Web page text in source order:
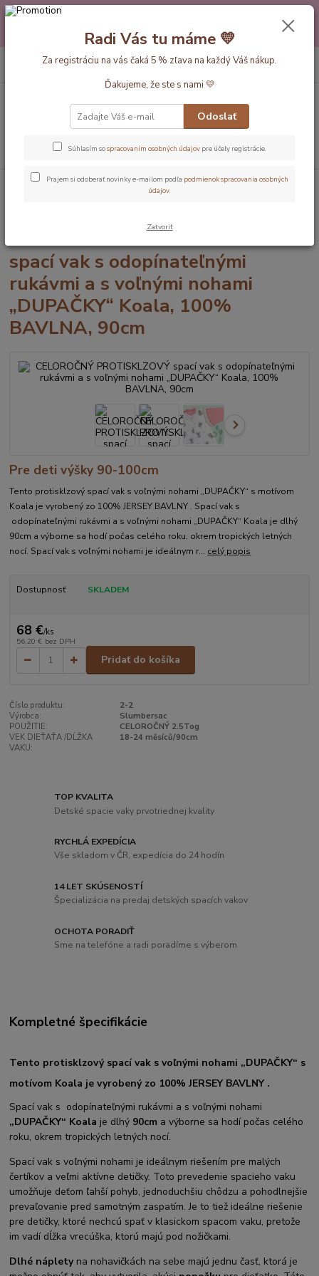
Máte nejakú otázku alebo váhate s výberom? Neváhajte a zavolajte
pokojne aj večer alebo cez víkend. Sme tu pre Vás.💛 Petra a babička
Monička
EUR
Hľadať
+420 777 610 855
Dĺžka vaku 90cm
CELOROČNÝ PROTISKLZOVÝ spací vak s
odopínateľnými rukávmi a s voľnými nohami „DUPAČKY“ Koala, 100% BAVLNA,
CELOROČNÝ PROTISKLZOVÝ
spací vak s odopínateľnými
rukávmi a s voľnými nohami
„DUPAČKY“ Koala, 100%
BAVLNA, 90cm
Pre deti výšky 90-100cm
Tento protisklzový spací vak s voľnými nohami „DUPAČKY“ s motívom
Koala je vyrobený zo 100% JERSEY BAVLNY . Spací vak s
odopínateľnými rukávmi a s voľnými nohami „DUPAČKY“ Koala je dlhý
90cm a výborne sa hodí počas celého roku, okrem tropických letných
nocí. Spací vak s voľnými nohami je ideálnym r... celý popis
Dostupnosť SKLADEM
68 €/ks
56,20 € bez DPH
Pridať do košíka
Číslo produktu:
2-2
Výrobca:
Slumbersac
POUŽITIE:
CELOROČNÝ 2.5Tog
VEK DIEŤAŤA /DĹŽKA
VAKU:
18-24 měsíců/90cm
TOP KVALITA
Detské spacie vaky prvotriednej kvality
RYCHLÁ EXPEDÍCIA
Vše skladom v ČR, expedícia do 24 hodín
14 LET SKÚSENOSTÍ
Špecializácia na predaj detských spacích vakov
OCHOTA PORADIŤ
Sme na telefóne a radi poradíme s výberom
Kompletné špecifikácie
Tento protisklzový spací vak s voľnými nohami „DUPAČKY“ s
motívom Koala je vyrobený zo 100% JERSEY BAVLNY .
Spací vak s odopínateľnými rukávmi a s voľnými nohami
„DUPAČKY“ Koala je dlhý 90cm a výborne sa hodí počas celého
roku, okrem tropických letných nocí.
Spací vak s voľnými nohami je ideálnym riešením pre malých
čertíkov a veľmi aktívne detičky. Toto prevedenie spacieho vaku
umožňuje deťom ľahší pohyb, jednoduchšiu chôdzu a pohodlnejšie
prevaľovanie pred samotným zaspatím. Je to tiež ideálne riešenie
pre detičky, ktoré nechcú spať v klasickom spacom vaku, pretože
im vadí dĺžka vrecúška, ktorú majú pod nožičkami.
Dlhé nápletyna nohavičkách na sebe majú jednu časť, ktorá je
Radi Vás tu máme 💛
Za registráciu na vás čaká 5 % zľava na každý Váš nákup.
Ďakujeme, že ste s nami 💛
Odoslať
Súhlasím sospracovaním osobných údajov pre účely registrácie.
Prajem si odoberať novinky e-mailom podľa podmienok spracovania osobných
údajov.
Zatvoriť